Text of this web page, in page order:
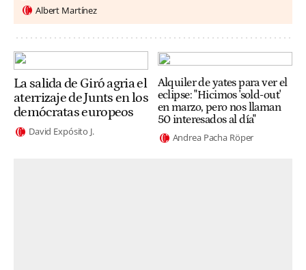
Albert Martínez
La salida de Giró agria el
aterrizaje de Junts en los
demócratas europeos
David Expósito J.
Alquiler de yates para ver el
eclipse: "Hicimos 'sold-out'
en marzo, pero nos llaman
50 interesados al día"
Andrea Pacha Röper